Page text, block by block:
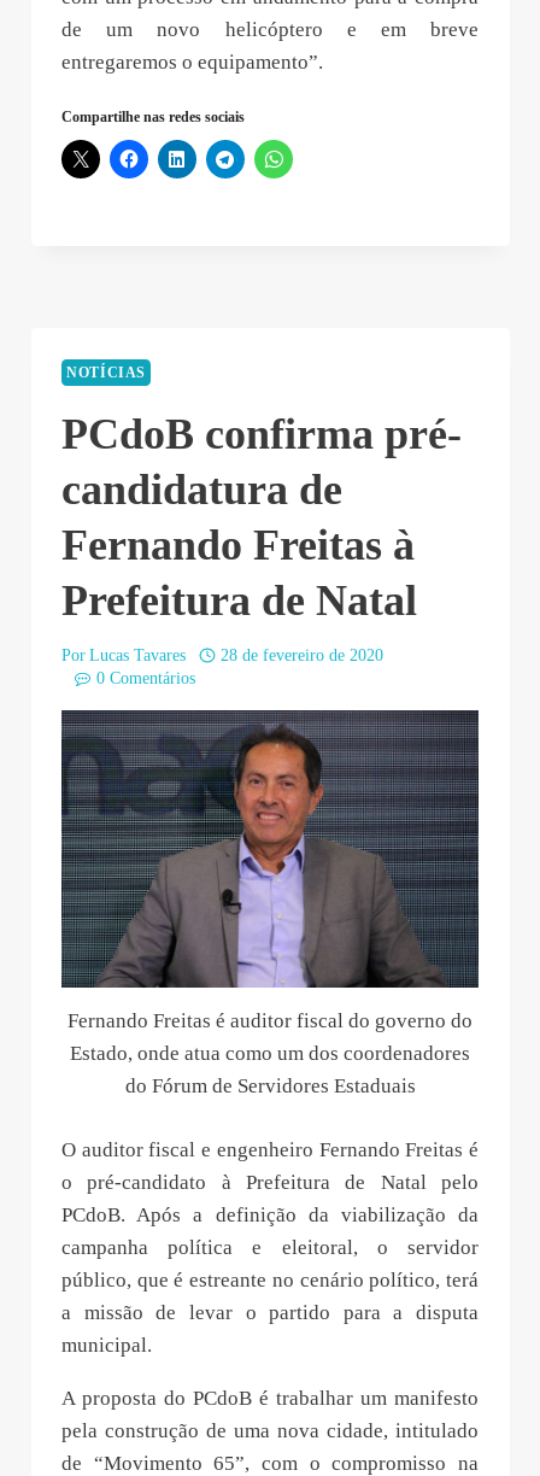
de um novo helicóptero e em breve
entregaremos o equipamento”.
Compartilhe nas redes sociais
NOTÍCIAS
PCdoB confirma pré-
candidatura de
Fernando Freitas à
Prefeitura de Natal
Por Lucas Tavares
28 de fevereiro de 2020
0 Comentários
Fernando Freitas é auditor fiscal do governo do
Estado, onde atua como um dos coordenadores
do Fórum de Servidores Estaduais
O auditor fiscal e engenheiro Fernando Freitas é
o pré-candidato à Prefeitura de Natal pelo
PCdoB. Após a definição da viabilização da
campanha política e eleitoral, o servidor
público, que é estreante no cenário político, terá
a missão de levar o partido para a disputa
municipal.
A proposta do PCdoB é trabalhar um manifesto
pela construção de uma nova cidade, intitulado
de “Movimento 65”, com o compromisso na